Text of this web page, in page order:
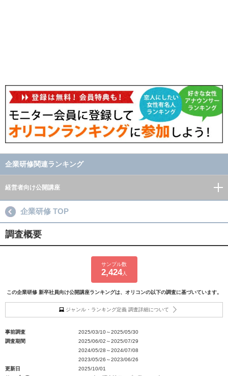
企業研修関連ランキング
経営者向け公開講座
企業研修 TOP
調査概要
サンプル数
2,424人
この企業研修 新卒社員向け公開講座ランキングは、オリコンの以下の調査に基づいています。
ジャンル・ランキング定義 調査詳細について
事前調査
2025/03/10～2025/05/30
調査期間
2025/06/02～2025/07/29
2024/05/28～2024/07/08
2023/05/26～2023/06/26
更新日
2025/10/01